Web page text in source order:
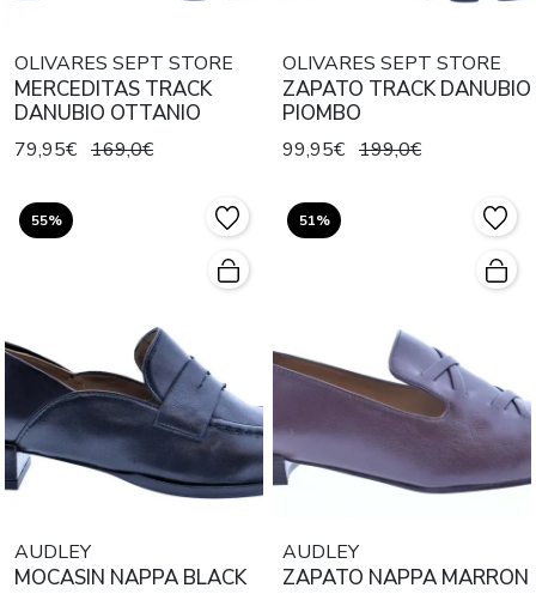
OLIVARES SEPT STORE
MERCEDITAS TRACK
DANUBIO OTTANIO
79,95€ 169,0€
OLIVARES SEPT STORE
ZAPATO TRACK DANUBIO
PIOMBO
99,95€ 199,0€
55%
AUDLEY
MOCASIN NAPPA BLACK
51%
AUDLEY
ZAPATO NAPPA MARRON